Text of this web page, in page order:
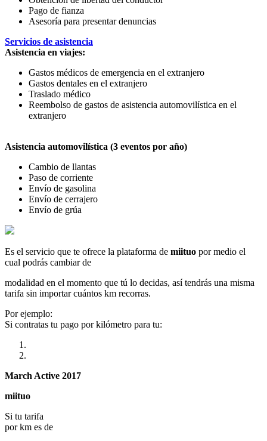
Pago de fianza
Asesoría para presentar denuncias
Servicios de asistencia
Asistencia en viajes:
Gastos médicos de emergencia en el extranjero
Gastos dentales en el extranjero
Traslado médico
Reembolso de gastos de asistencia automovilística en el
extranjero
Asistencia automovilística (3 eventos por año)
Cambio de llantas
Paso de corriente
Envío de gasolina
Envío de cerrajero
Envío de grúa
Es el servicio que te ofrece la plataforma de miituo por medio el
cual podrás cambiar de
modalidad en el momento que tú lo decidas, así tendrás una misma
tarifa sin importar cuántos km recorras.
Por ejemplo:
Si contratas tu pago por kilómetro para tu:
March Active 2017
miituo
Si tu tarifa
por km es de